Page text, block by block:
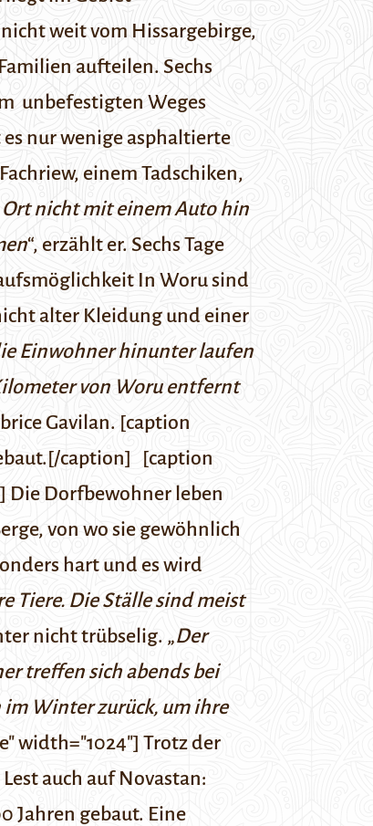
weit vom Hissargebirge,
aufteilen. Sechs
unbefestigten Weges
nur wenige asphaltierte
einem Tadschiken,
nicht mit einem Auto hin
“, erzählt er. Sechs Tage
In Woru sind
alter Kleidung und einer
Einwohner hinunter laufen
von Woru entfernt
Gavilan. [caption
caption] [caption
Die Dorfbewohner leben
von wo sie gewöhnlich
hart und es wird
Tiere. Die Ställe sind meist
nicht trübselig. „Der
treffen sich abends bei
im Winter zurück, um ihre
width="1024"] Trotz der
Lest auch auf Novastan:
Jahren gebaut. Eine